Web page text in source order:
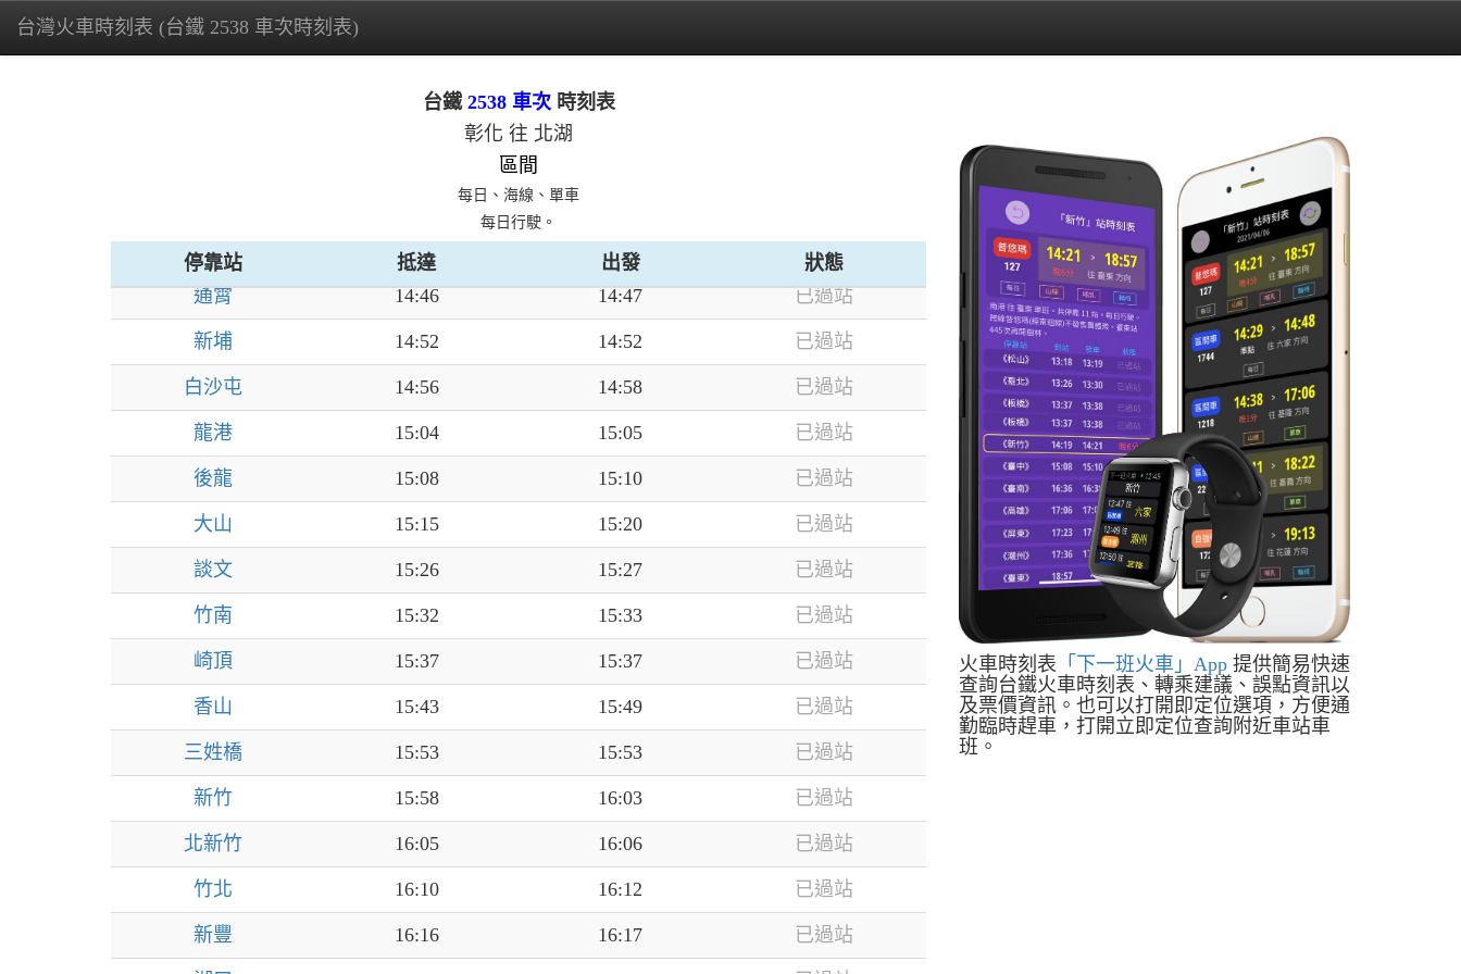
台灣火車時刻表 (台鐵 2538 車次時刻表)
台鐵2538 車次時刻表
彰化 往 北湖
區間
每日、海線、單車
每日行駛。
停靠站 抵達 出發 狀態
沙鹿
14:21 14:21
苑裡 14:39 14:40 已過站
通霄 14:46 14:47 已過站
新埔 14:52 14:52 已過站
白沙屯 14:56 14:58 已過站
龍港 15:04 15:05 已過站
後龍 15:08 15:10 已過站
大山 15:15 15:20 已過站
談文 15:26 15:27 已過站
竹南 15:32 15:33 已過站
崎頂 15:37 15:37 已過站
香山 15:43 15:49 已過站
三姓橋 15:53 15:53 已過站
新竹 15:58 16:03 已過站
北新竹 16:05 16:06 已過站
竹北 16:10 16:12 已過站
新豐 16:16 16:17 已過站
火車時刻表 「下一班火車」App 提供簡易快速
查詢台鐵火車時刻表、轉乘建議、誤點資訊以
及票價資訊。也可以打開即定位選項，方便通
勤臨時趕車，打開立即定位查詢附近車站車
班。